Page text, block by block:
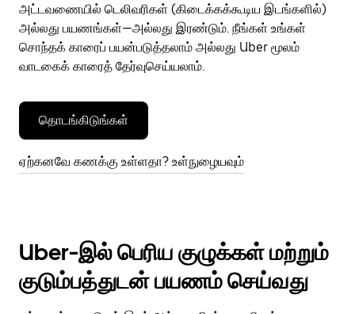
அட்டவணையில் டெலிவரிகள் (கிடைக்கக்கூடிய இடங்களில்)
அல்லது பயணங்கள்—அல்லது இரண்டும். நீங்கள் உங்கள்
சொந்தக் காரைப் பயன்படுத்தலாம் அல்லது Uber மூலம்
வாடகைக் காரைத் தேர்வுசெய்யலாம்.
தொடங்கிடுங்கள்
ஏற்கனவே கணக்கு உள்ளதா? உள்நுழையவும்
Uber-இல் பெரிய குழுக்கள் மற்றும்
குடும்பத்துடன் பயணம் செய்வது